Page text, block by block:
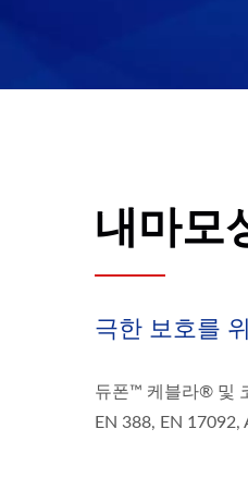
내마모
극한 보호를
듀폰™ 케블라® 및
EN 388, EN